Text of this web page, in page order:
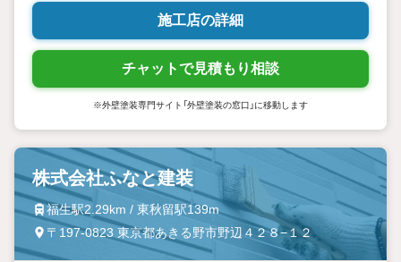
施工店の詳細
チャットで見積もり相談
※外壁塗装専門サイト「外壁塗装の窓口」に移動します
株式会社ふなと建装
福生駅2.29km / 東秋留駅139m
〒197-0823 東京都あきる野市野辺４２８−１２